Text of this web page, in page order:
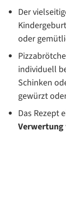
Der
oder
individuell
Schinken
gewürzt
Das Rezept
Verwertung